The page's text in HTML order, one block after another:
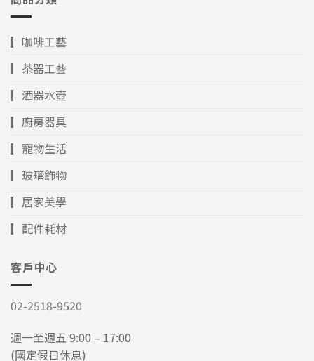
▎咖啡工藝
▎茶器工藝
▎酒器水壺
▎廚房器具
▎寵物生活
▎玻璃飾物
▎居家美學
▎配件耗材
客戶中心
02-2518-9520
週一至週五 9:00 – 17:00
(國定假日休息)